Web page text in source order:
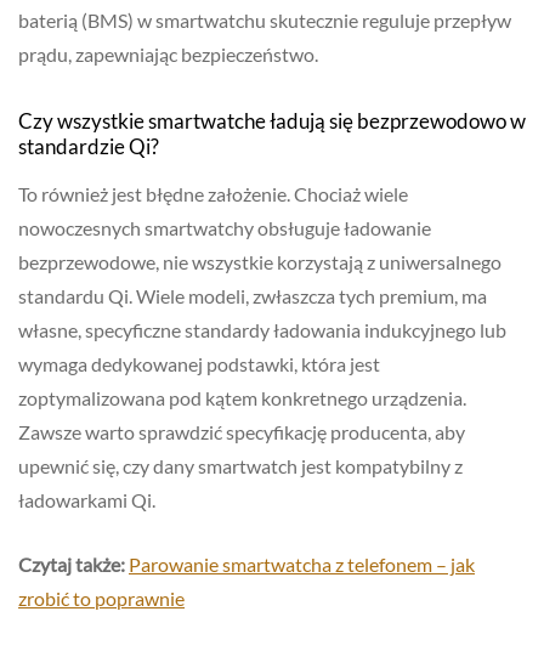
baterią (BMS) w smartwatchu skutecznie reguluje przepływ
prądu, zapewniając bezpieczeństwo.
Czy wszystkie smartwatche ładują się bezprzewodowo w
standardzie Qi?
To również jest błędne założenie. Chociaż wiele
nowoczesnych smartwatchy obsługuje ładowanie
bezprzewodowe, nie wszystkie korzystają z uniwersalnego
standardu Qi. Wiele modeli, zwłaszcza tych premium, ma
własne, specyficzne standardy ładowania indukcyjnego lub
wymaga dedykowanej podstawki, która jest
zoptymalizowana pod kątem konkretnego urządzenia.
Zawsze warto sprawdzić specyfikację producenta, aby
upewnić się, czy dany smartwatch jest kompatybilny z
ładowarkami Qi.
Czytaj także: Parowanie smartwatcha z telefonem – jak
zrobić to poprawnie